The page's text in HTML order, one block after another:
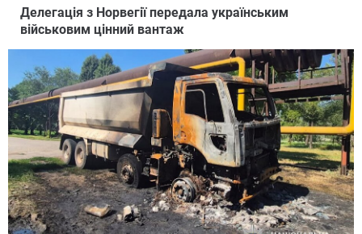
Делегація з Норвегії передала українським
військовим цінний вантаж